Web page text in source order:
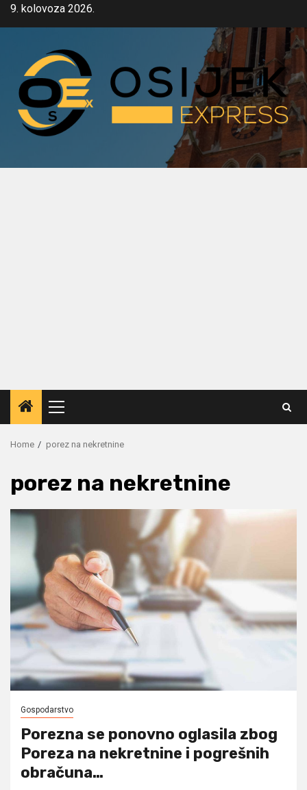
Skip9. kolovoza 2026.
Primary
Menu
Home porez na nekretnine
porez na nekretnine
Gospodarstvo
Porezna se ponovno oglasila zbog
Poreza na nekretnine i pogrešnih
obračuna…